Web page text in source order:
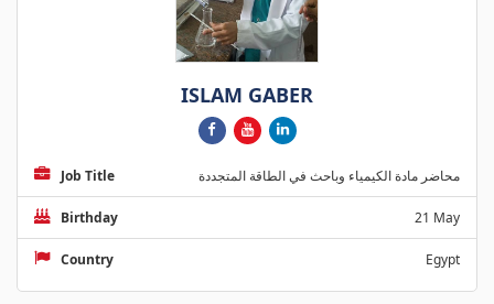
ISLAM GABER
Job Title محاضر مادة الكيمياء وباحث في الطاقة المتجددة
Birthday 21 May
Country Egypt